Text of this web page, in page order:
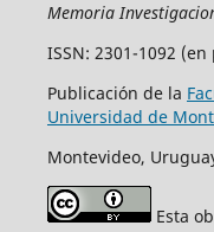
Memoria
ISSN: 2301-1092
Publicación de la
Universidad de
Montevideo,
Esta